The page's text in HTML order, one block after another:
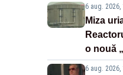
6 aug. 2026,
Miza
o nouă
6 aug. 2026,